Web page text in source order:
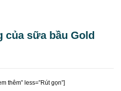
sữa bầu Gold
thêm” less=”Rút gọn”]